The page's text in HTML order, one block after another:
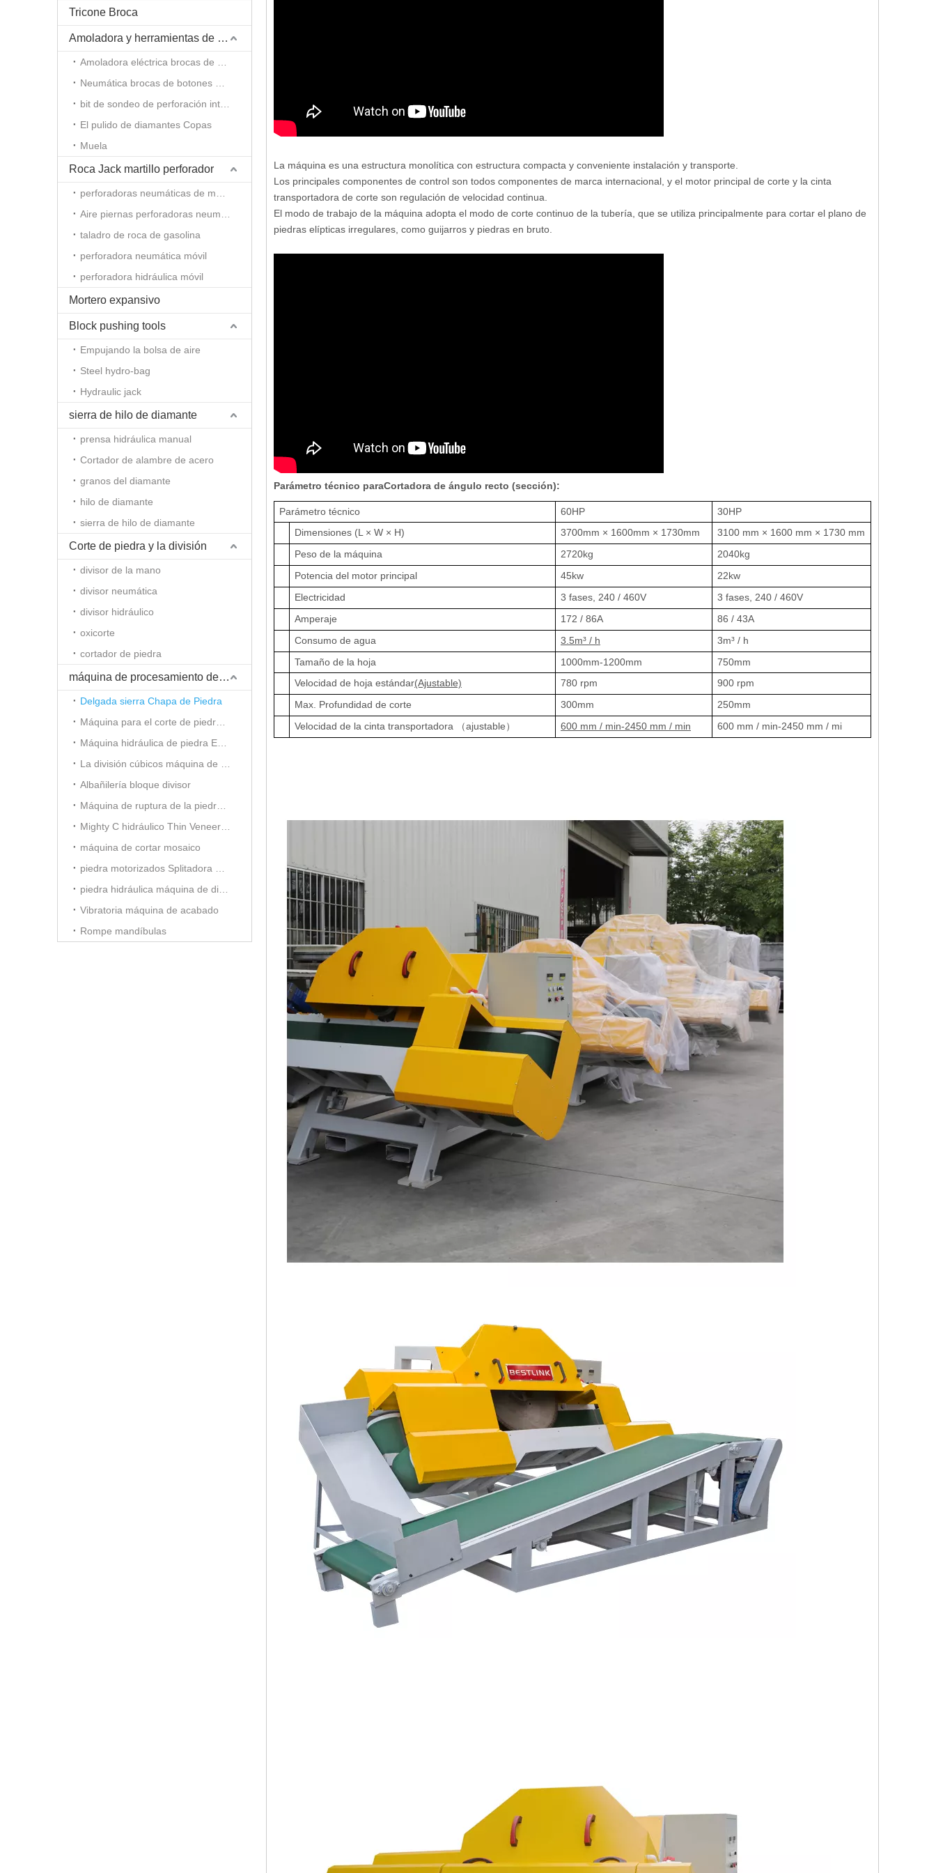
Tricone Broca
Amoladora y herramientas de amolado
El pulido de diamantes Copas
Muela
Roca Jack martillo perforador
taladro de roca de gasolina
perforadora neumática móvil
perforadora hidráulica móvil
Mortero expansivo
Block pushing tools
Empujando la bolsa de aire
Steel hydro-bag
Hydraulic jack
sierra de hilo de diamante
prensa hidráulica manual
Cortador de alambre de acero
granos del diamante
hilo de diamante
sierra de hilo de diamante
Corte de piedra y la división
divisor de la mano
divisor neumática
divisor hidráulico
oxicorte
cortador de piedra
máquina de procesamiento de piedra
Delgada sierra Chapa de Piedra
Albañilería bloque divisor
máquina de cortar mosaico
Vibratoria máquina de acabado
Rompe mandíbulas
La máquina es una estructura monolítica con estructura compacta y conveniente instalación y transporte.
Los principales componentes de control son todos componentes de marca internacional, y el motor principal de corte y la cinta
transportadora de corte son regulación de velocidad continua.
El modo de trabajo de la máquina adopta el modo de corte continuo de la tubería, que se utiliza principalmente para cortar el plano de
piedras elípticas irregulares, como guijarros y piedras en bruto.
Parámetro técnico paraCortadora de ángulo recto (sección):
Parámetro técnico 60HP
30HP
Dimensiones (L × W × H)
3700mm × 1600mm × 1730mm
3100 mm × 1600 mm × 1730 mm
Peso de la máquina
2720kg
2040kg
Potencia del motor principal
45kw
22kw
Electricidad
3 fases, 240 / 460V
3 fases, 240 / 460V
Amperaje
172 / 86A
86 / 43A
Consumo de agua
3.5m³ / h
3m³ / h
Tamaño de la hoja
1000mm-1200mm
750mm
Velocidad de hoja estándar(Ajustable) 780 rpm
900 rpm
Max. Profundidad de corte
300mm
250mm
Velocidad de la cinta transportadora （ajustable）
600 mm / min-2450 mm / min 600 mm / min-2450 mm / mi